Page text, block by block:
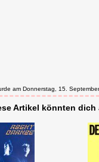
am Donnerstag, 15.
Artikel könnten